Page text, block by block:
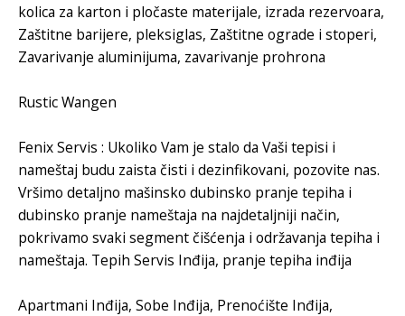
kolica za karton i pločaste materijale, izrada rezervoara,
Zaštitne barijere, pleksiglas, Zaštitne ograde i stoperi,
Zavarivanje aluminijuma, zavarivanje prohrona
Rustic Wangen
Fenix Servis : Ukoliko Vam je stalo da Vaši tepisi i
nameštaj budu zaista čisti i dezinfikovani, pozovite nas.
Vršimo detaljno mašinsko dubinsko pranje tepiha i
dubinsko pranje nameštaja na najdetaljniji način,
pokrivamo svaki segment čišćenja i održavanja tepiha i
nameštaja. Tepih Servis Inđija, pranje tepiha inđija
Apartmani Inđija, Sobe Inđija, Prenoćište Inđija,